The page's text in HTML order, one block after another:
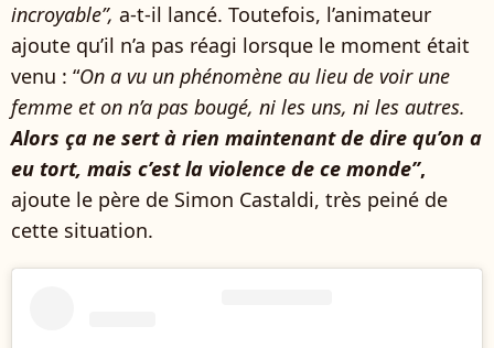
incroyable”, a-t-il lancé. Toutefois, l’animateur
ajoute qu’il n’a pas réagi lorsque le moment était
venu : “On a vu un phénomène au lieu de voir une
femme et on n’a pas bougé, ni les uns, ni les autres.
Alors ça ne sert à rien maintenant de dire qu’on a
eu tort, mais c’est la violence de ce monde”,
ajoute le père de Simon Castaldi, très peiné de
cette situation.